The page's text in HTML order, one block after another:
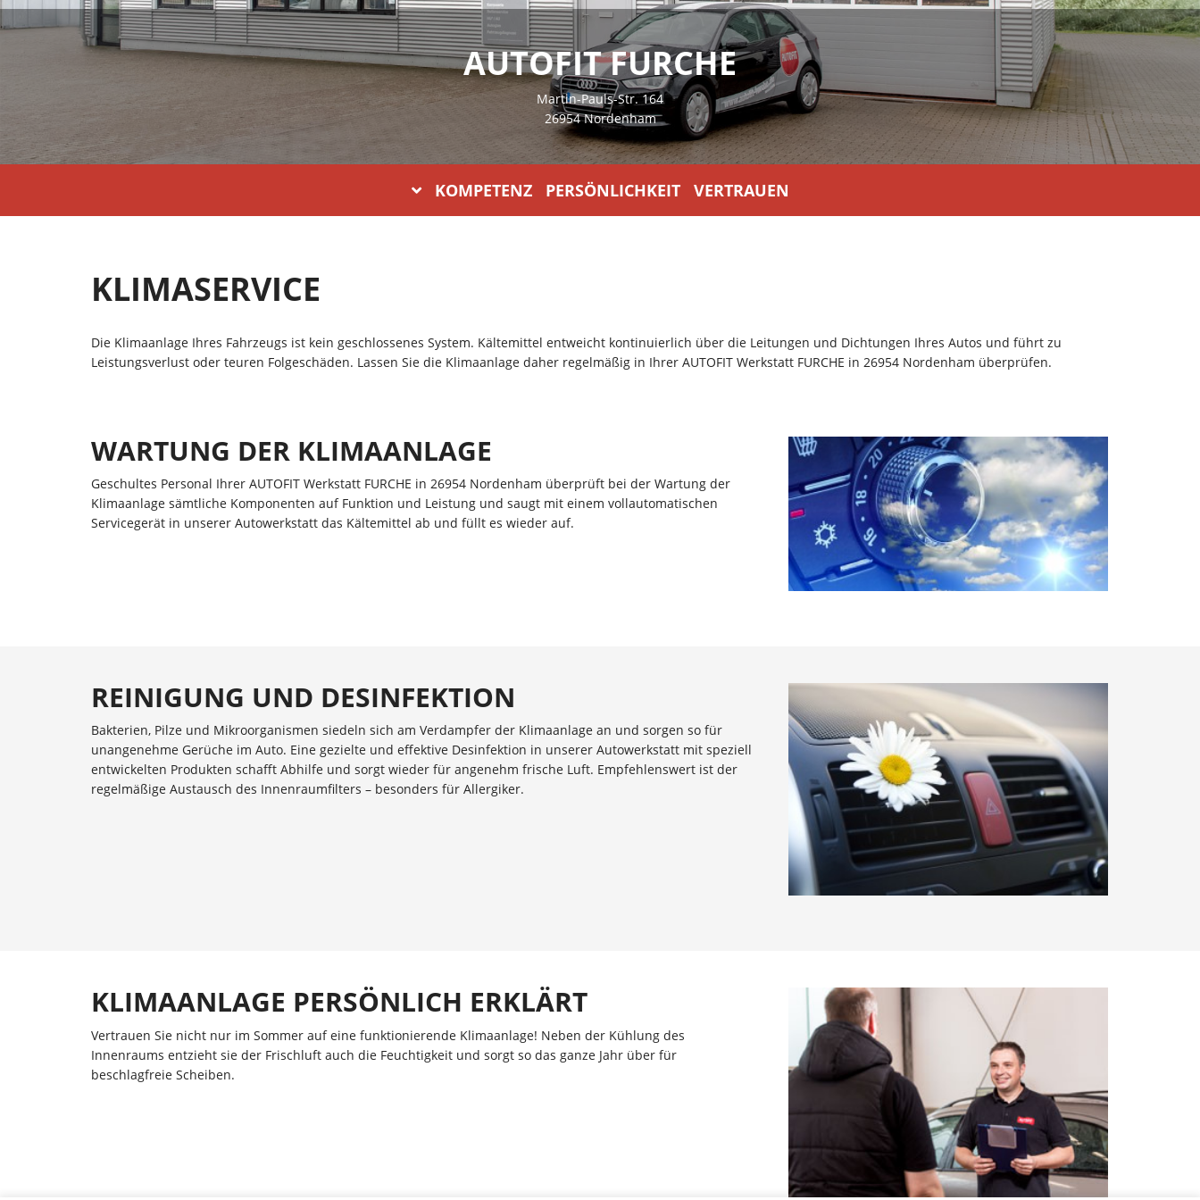
AUTOFIT FURCHE
Martin-Pauls-Str. 164
26954 Nordenham
KOMPETENZ PERSÖNLICHKEIT VERTRAUEN
KLIMASERVICE
Die Klimaanlage Ihres Fahrzeugs ist kein geschlossenes System. Kältemittel entweicht kontinuierlich über die Leitungen und Dichtungen Ihres Autos und führt zu
Leistungsverlust oder teuren Folgeschäden. Lassen Sie die Klimaanlage daher regelmäßig in Ihrer AUTOFIT Werkstatt FURCHE in 26954 Nordenham überprüfen.
WARTUNG DER KLIMAANLAGE
Geschultes Personal Ihrer AUTOFIT Werkstatt FURCHE in 26954 Nordenham überprüft bei der Wartung der
Klimaanlage sämtliche Komponenten auf Funktion und Leistung und saugt mit einem vollautomatischen
Servicegerät in unserer Autowerkstatt das Kältemittel ab und füllt es wieder auf.
REINIGUNG UND DESINFEKTION
Bakterien, Pilze und Mikroorganismen siedeln sich am Verdampfer der Klimaanlage an und sorgen so für
unangenehme Gerüche im Auto. Eine gezielte und effektive Desinfektion in unserer Autowerkstatt mit speziell
entwickelten Produkten schafft Abhilfe und sorgt wieder für angenehm frische Luft. Empfehlenswert ist der
regelmäßige Austausch des Innenraumfilters – besonders für Allergiker.
KLIMAANLAGE PERSÖNLICH ERKLÄRT
Vertrauen Sie nicht nur im Sommer auf eine funktionierende Klimaanlage! Neben der Kühlung des
Innenraums entzieht sie der Frischluft auch die Feuchtigkeit und sorgt so das ganze Jahr über für
beschlagfreie Scheiben.